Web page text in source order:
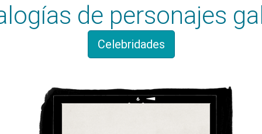
de personajes
Celebridades